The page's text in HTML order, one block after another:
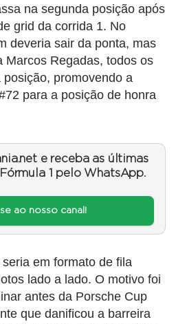
na segunda posição após
grid da corrida 1. No
deveria sair da ponta, mas
Marcos Regadas, todos os
promovendo a
para a posição de honra
e receba as últimas
1 pelo WhatsApp.
ao nosso canal!
em formato de fila
lado a lado. O motivo foi
antes da Porsche Cup
que danificou a barreira